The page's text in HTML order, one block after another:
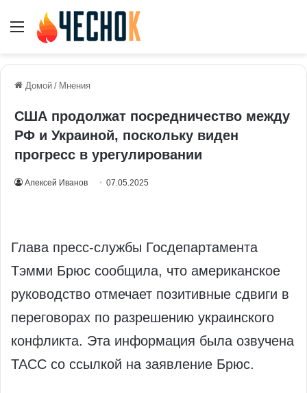
Меню
Домой / Мнения
США продолжат посредничество между
РФ и Украиной, поскольку виден
прогресс в урегулировании
Алексей Иванов 07.05.2025
Глава пресс-службы Госдепартамента
Тэмми Брюс сообщила, что американское
руководство отмечает позитивные сдвиги в
переговорах по разрешению украинского
конфликта. Эта информация была озвучена
ТАСС со ссылкой на заявление Брюс.